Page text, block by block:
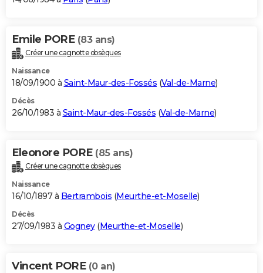
Emile PORE (83 ans)
Créer une cagnotte obsèques
Naissance
18/09/1900 à Saint-Maur-des-Fossés (Val-de-Marne)
Décès
26/10/1983 à Saint-Maur-des-Fossés (Val-de-Marne)
Eleonore PORE (85 ans)
Créer une cagnotte obsèques
Naissance
16/10/1897 à Bertrambois (Meurthe-et-Moselle)
Décès
27/09/1983 à Gogney(Meurthe-et-Moselle)
Vincent PORE (0 an)